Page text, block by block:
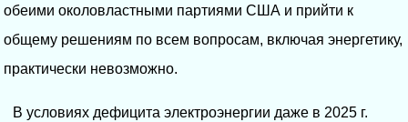
обеими околовластными партиями США и прийти к
общему решениям по всем вопросам, включая энергетику,
практически невозможно.
В условиях дефицита электроэнергии даже в 2025 г.